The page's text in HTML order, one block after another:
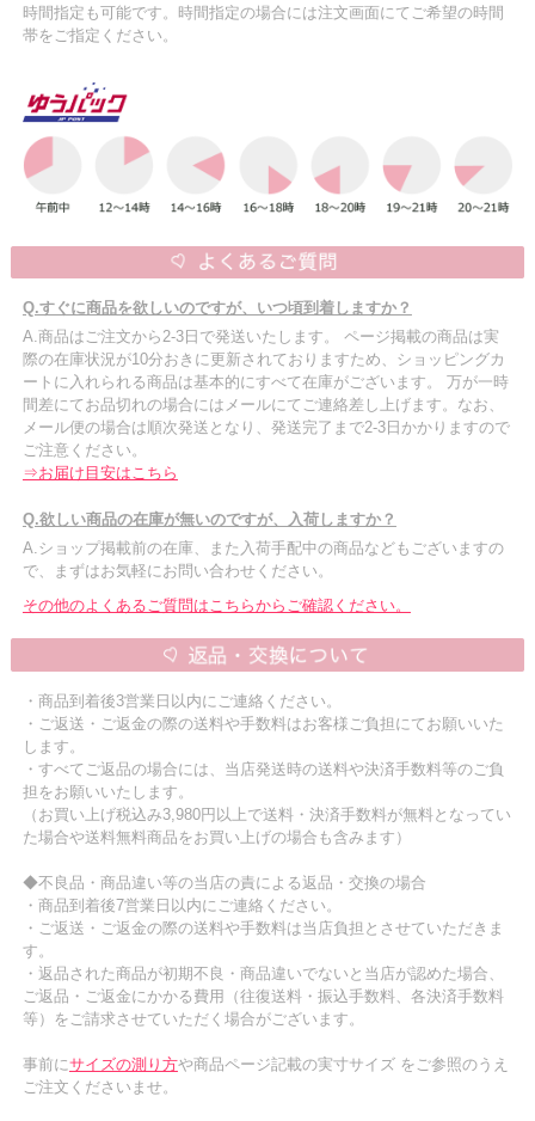
時間指定も可能です。時間指定の場合には注文画面にてご希望の時間
帯をご指定ください。
Q.すぐに商品を欲しいのですが、いつ頃到着しますか？
A.商品はご注文から2-3日で発送いたします。 ページ掲載の商品は実
際の在庫状況が10分おきに更新されておりますため、ショッピングカ
ートに入れられる商品は基本的にすべて在庫がございます。 万が一時
間差にてお品切れの場合にはメールにてご連絡差し上げます。なお、
メール便の場合は順次発送となり、発送完了まで2-3日かかりますので
ご注意ください。
⇒お届け目安はこちら
Q.欲しい商品の在庫が無いのですが、入荷しますか？
A.ショップ掲載前の在庫、また入荷手配中の商品などもございますの
で、まずはお気軽にお問い合わせください。
その他のよくあるご質問はこちらからご確認ください。
・商品到着後3営業日以内にご連絡ください。
・ご返送・ご返金の際の送料や手数料はお客様ご負担にてお願いいた
します。
・すべてご返品の場合には、当店発送時の送料や決済手数料等のご負
担をお願いいたします。
（お買い上げ税込み3,980円以上で送料・決済手数料が無料となってい
た場合や送料無料商品をお買い上げの場合も含みます）
◆不良品・商品違い等の当店の責による返品・交換の場合
・商品到着後7営業日以内にご連絡ください。
・ご返送・ご返金の際の送料や手数料は当店負担とさせていただきま
す。
・返品された商品が初期不良・商品違いでないと当店が認めた場合、
ご返品・ご返金にかかる費用（往復送料・振込手数料、各決済手数料
等）をご請求させていただく場合がございます。
事前にサイズの測り方や商品ページ記載の実寸サイズ をご参照のうえ
ご注文くださいませ。